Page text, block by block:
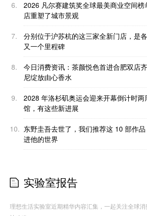
6.
2026 凡尔赛建筑奖全球最美商业空间
店重塑了城市景观
7.
分别位于沪苏杭的这三家全新门店，是
又一个里程碑
8.
今日消费资讯：茶颜悦色首进合肥双店
尼绽放由心香水
9.
2028 年洛杉矶奥运会迎来开幕倒计时两
馆，有这些新进展
10. 东野圭吾去世了，我们推荐这 10 部作
进他的世界
实验室报告
理想生活实验室近期精华内容汇集，一起关注全球